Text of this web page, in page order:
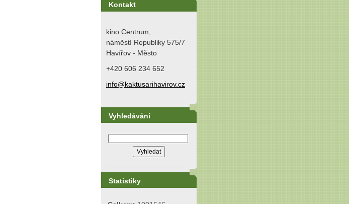
Kontakt
kino Centrum,
náměstí Republiky 575/7
Havířov - Město
+420 606 234 652
info@kaktusarihavirov.cz
Vyhledávání
Statistiky